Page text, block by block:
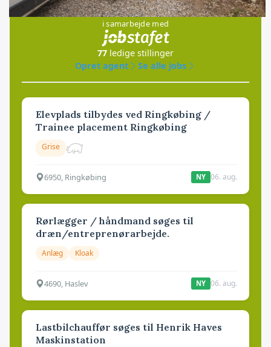
i samarbejde med
77 ledige stillinger
Opret agent
Se alle jobs
Elevplads tilbydes ved Ringkøbing /
Trainee placement Ringkøbing
Grise
6950, Ringkøbing NY 06. aug.
Rørlægger / håndmand søges til
dræn/entreprenørarbejde.
Anlæg Kloak
4690, Haslev NY 06. aug.
Lastbilchauffør søges til Henrik Haves
Maskinstation